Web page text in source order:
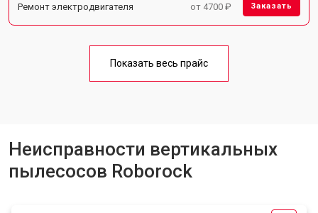
Ремонт электродвигателя от 4700 ₽ Заказать
Показать весь прайс
Неисправности вертикальных
пылесосов Roborock